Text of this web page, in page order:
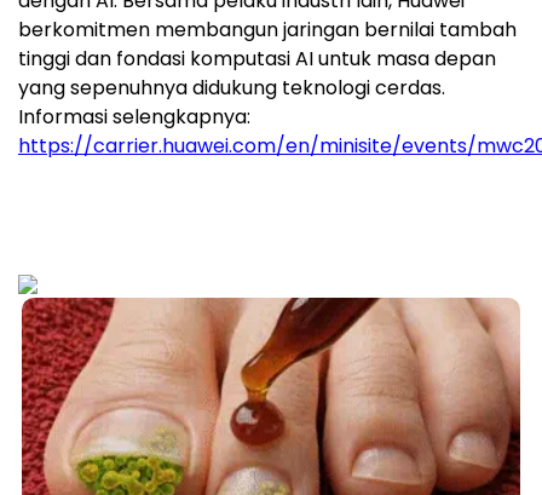
berkomitmen membangun jaringan bernilai tambah
tinggi dan fondasi komputasi AI untuk masa depan
yang sepenuhnya didukung teknologi cerdas.
Informasi selengkapnya:
https://carrier.huawei.com/en/minisite/events/